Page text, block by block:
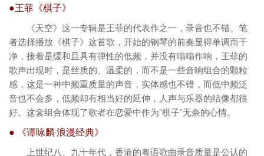
●王菲《棋子》
《天空》这一专辑是王菲的代表作之一，录音也不错。笔
者选择播放《棋子》这首歌，开始的钢琴的前奏显得单调而干
净，接着是缓和且具有弹性的低频，并没有嗡嗡作响，王菲的
歌声出现时，是丝质的、温柔的，而不是一些音响组合的颗粒
感，这是一种中频重质量的声音，实体感也不错，而低中频泛
音也不会多，低频却有相当好的延伸，人声与乐器的结像都很
好。这套组合体现了歌者在恋爱中作为“棋子”无奈的心情。
● 《谭咏麟·浪漫经典》
上世纪八、九十年代，香港的粤语歌曲录音质量是公认的